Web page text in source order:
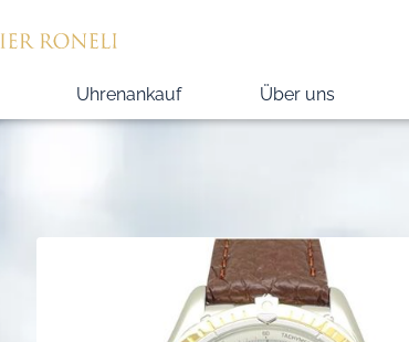
Uhrenankauf Über uns